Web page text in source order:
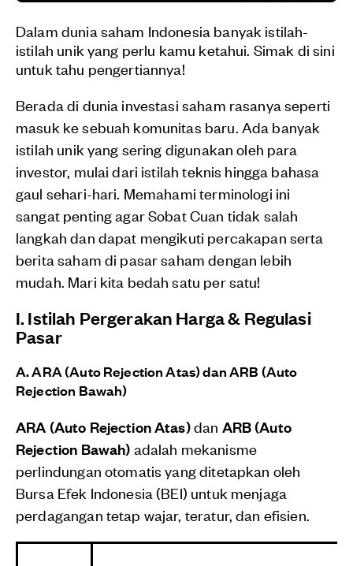
Dalam dunia saham Indonesia banyak istilah-
istilah unik yang perlu kamu ketahui. Simak di sini
untuk tahu pengertiannya!
Berada di dunia investasi saham rasanya seperti
masuk ke sebuah komunitas baru. Ada banyak
istilah unik yang sering digunakan oleh para
investor, mulai dari istilah teknis hingga bahasa
gaul sehari-hari. Memahami terminologi ini
sangat penting agar Sobat Cuan tidak salah
langkah dan dapat mengikuti percakapan serta
berita saham di pasar saham dengan lebih
mudah. Mari kita bedah satu per satu!
I. Istilah Pergerakan Harga & Regulasi
Pasar
A. ARA (Auto Rejection Atas) dan ARB (Auto
Rejection Bawah)
ARA (Auto Rejection Atas)dan ARB (Auto
Rejection Bawah) adalah mekanisme
perlindungan otomatis yang ditetapkan oleh
Bursa Efek Indonesia (BEI) untuk menjaga
perdagangan tetap wajar, teratur, dan efisien.